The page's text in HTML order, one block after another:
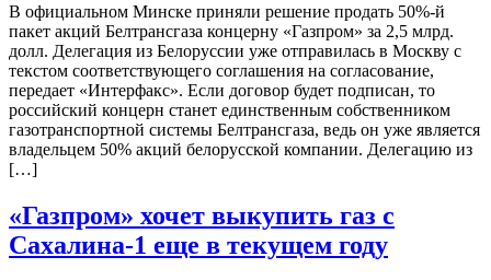
В официальном Минске приняли решение продать 50%-й
пакет акций Белтрансгаза концерну «Газпром» за 2,5 млрд.
долл. Делегация из Белоруссии уже отправилась в Москву с
текстом соответствующего соглашения на согласование,
передает «Интерфакс». Если договор будет подписан, то
российский концерн станет единственным собственником
газотранспортной системы Белтрансгаза, ведь он уже является
владельцем 50% акций белорусской компании. Делегацию из
[…]
«Газпром» хочет выкупить газ с
Сахалина-1 еще в текущем году